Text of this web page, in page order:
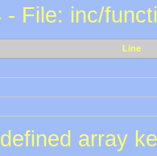
- File: inc/
Line
array